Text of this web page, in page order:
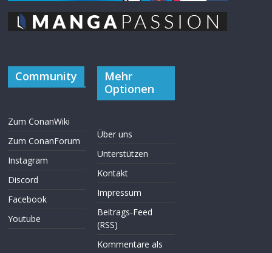
Community
Zum ConanWiki
Zum ConanForum
Instagram
Discord
Facebook
Youtube
Mehr
Optionen
Über uns
Unterstützen
Kontakt
Impressum
Beitrags-Feed
(RSS)
Kommentare als